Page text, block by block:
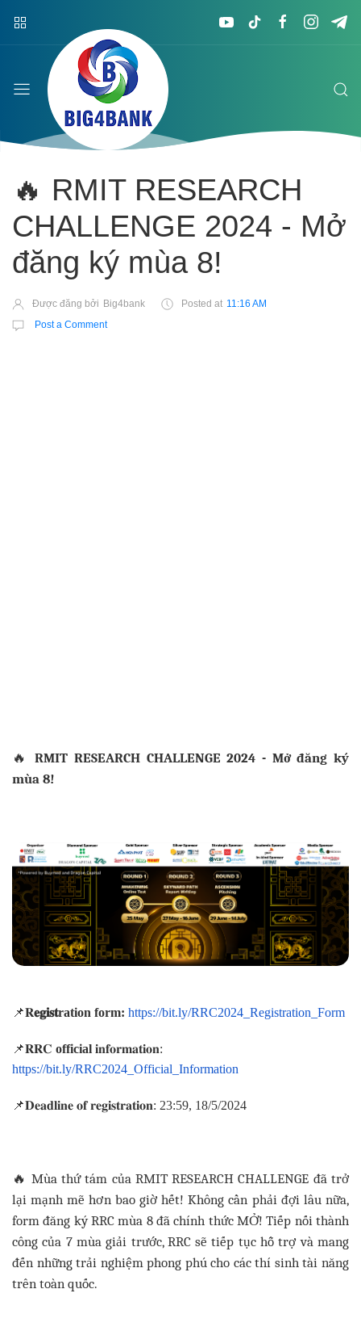
🔥 RMIT RESEARCH
CHALLENGE 2024 - Mở
đăng ký mùa 8!
Được đăng bởi Big4bank Posted at 11:16 AM
Post a Comment
🔥
RMIT RESEARCH CHALLENGE 2024 - Mở đăng ký
mùa 8!
📌𝐑𝐞𝐠𝐢𝐬𝐭ration form: https://bit.ly/RRC2024_Registration_Form
📌𝐑𝐑𝐂 official 𝐢𝐧𝐟𝐨𝐫𝐦𝐚𝐭𝐢𝐨𝐧:
https://bit.ly/RRC2024_Official_Information
📌𝐃𝐞𝐚𝐝𝐥𝐢𝐧𝐞 𝐨𝐟 𝐫𝐞𝐠𝐢𝐬𝐭𝐫𝐚𝐭𝐢𝐨𝐧: 23:59, 18/5/2024
🔥 Mùa thứ tám của RMIT RESEARCH CHALLENGE đã trở
lại mạnh mẽ hơn bao giờ hết! Không cần phải đợi lâu nữa,
form đăng ký RRC mùa 8 đã chính thức MỞ! Tiếp nối thành
công của 7 mùa giải trước, RRC sẽ tiếp tục hỗ trợ và mang
đến những trải nghiệm phong phú cho các thí sinh tài năng
trên toàn quốc.